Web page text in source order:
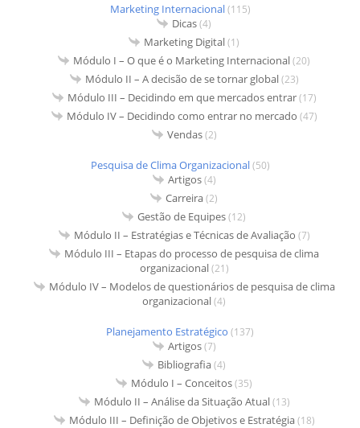
Marketing Internacional(115)
Dicas(4)
Marketing Digital(1)
Módulo I – O que é o Marketing Internacional(20)
Módulo II – A decisão de se tornar global(23)
Módulo III – Decidindo em que mercados entrar(17)
Módulo IV – Decidindo como entrar no mercado (47)
Vendas(2)
Pesquisa de Clima Organizacional(50)
Artigos(4)
Carreira(2)
Gestão de Equipes(12)
Módulo II – Estratégias e Técnicas de Avaliação (7)
Módulo III – Etapas do processo de pesquisa de clima
organizacional(21)
Módulo IV – Modelos de questionários de pesquisa de clima
organizacional(4)
Planejamento Estratégico (137)
Artigos(7)
Bibliografia(4)
Módulo I – Conceitos(35)
Módulo II – Análise da Situação Atual(13)
Módulo III – Definição de Objetivos e Estratégia(18)